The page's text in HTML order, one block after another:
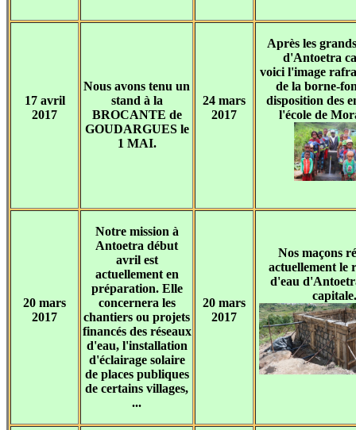
17 avril
2017
Nous avons tenu un
stand à la
BROCANTE de
GOUDARGUES le
1 MAI.
24 mars
2017
Après les
d'Antoetra
voici l'image
de la borne-
disposition des
l'école de
20 mars
2017
Notre mission à
Antoetra début
avril est
actuellement en
préparation. Elle
concernera les
chantiers ou projets
financés des réseaux
d'eau, l'installation
d'éclairage solaire
de places publiques
de certains villages,
...
20 mars
2017
Nos maçons
actuellement le
d'eau
capitale.